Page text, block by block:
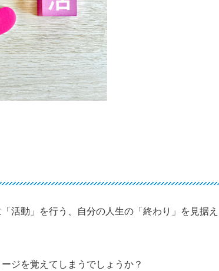
活動」を行う、自分の人生の「終わり」を見据え
ジを覚えてしまうでしょうか？